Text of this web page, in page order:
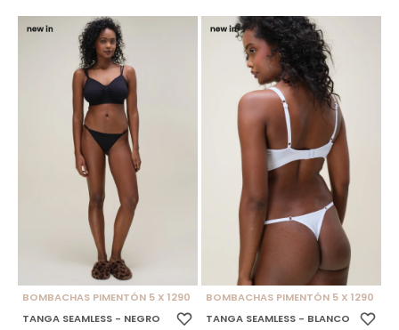
BOMBACHAS PIMENTÓN 5 X 1290
TANGA SEAMLESS - NEGRO
BOMBACHAS PIMENTÓN 5 X 1290
TANGA SEAMLESS - BLANCO